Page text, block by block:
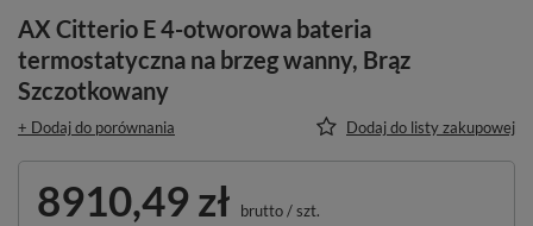
AX Citterio E 4-otworowa bateria
termostatyczna na brzeg wanny, Brąz
Szczotkowany
+ Dodaj do porównania Dodaj do listy zakupowej
8910,49 zł brutto/szt.